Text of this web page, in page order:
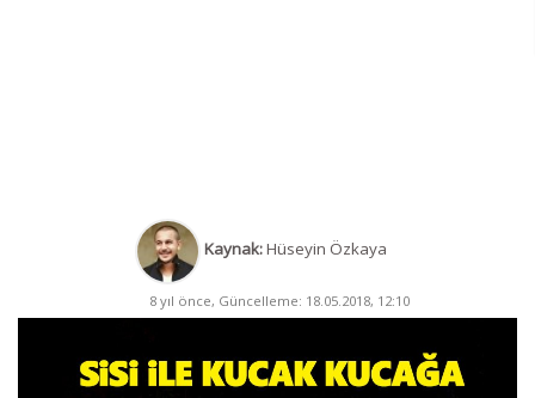
Kaynak:Hüseyin Özkaya
8 yıl önce, Güncelleme: 18.05.2018, 12:10